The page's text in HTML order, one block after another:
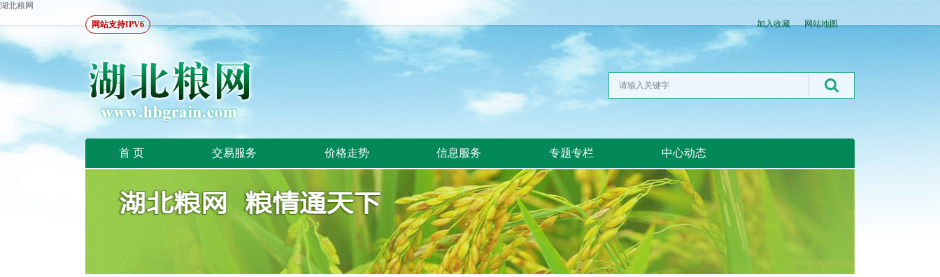
湖北粮网
网站支持IPV6
加入收藏 网站地图
首 页 交易服务 价格走势 信息服务 专题专栏 中心动态
湖北粮网:湖北粮网